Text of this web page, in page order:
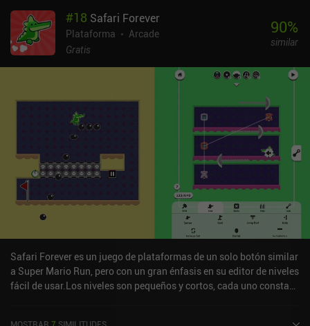
#18 Safari Forever
Plataforma
Arcade
Gratis
90%
similar
Safari Forever es un juego de plataformas de un solo botón similar
a Super Mario Run, pero con un gran énfasis en su editor de niveles
fácil de usar.Los niveles son pequeños y cortos, cada uno consta
MOSTRAR 7 SIMILITUDES